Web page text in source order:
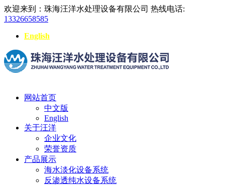
欢迎来到：珠海汪洋水处理设备有限公司 热线电话:
13326658585
English
网站首页
中文版
English
关于汪洋
企业文化
荣誉资质
产品展示
海水淡化设备系统
反渗透纯水设备系统